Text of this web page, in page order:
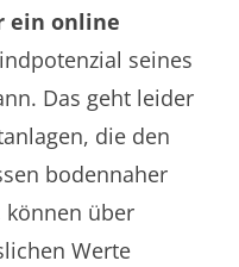
ein online
seines
Das geht leider
die den
bodennaher
können über
Werte